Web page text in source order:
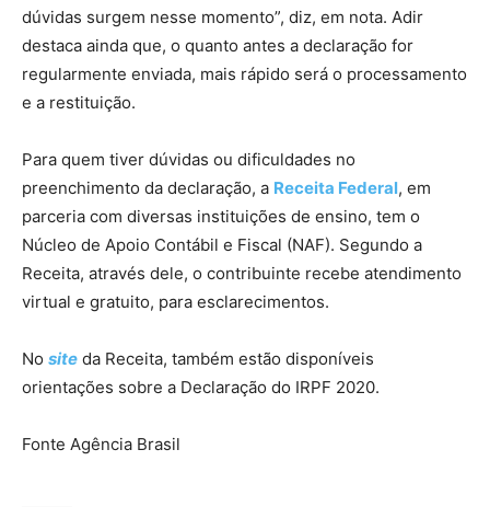
dúvidas surgem nesse momento”, diz, em nota. Adir
destaca ainda que, o quanto antes a declaração for
regularmente enviada, mais rápido será o processamento
e a restituição.
Para quem tiver dúvidas ou dificuldades no
preenchimento da declaração, a Receita Federal, em
parceria com diversas instituições de ensino, tem o
Núcleo de Apoio Contábil e Fiscal (NAF). Segundo a
Receita, através dele, o contribuinte recebe atendimento
virtual e gratuito, para esclarecimentos.
No site da Receita, também estão disponíveis
orientações sobre a Declaração do IRPF 2020.
Fonte Agência Brasil